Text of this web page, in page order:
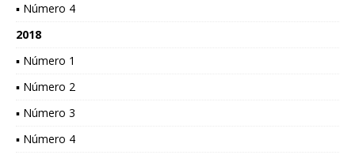
▪ Número 4
2018
▪ Número 1
▪ Número 2
▪ Número 3
▪ Número 4